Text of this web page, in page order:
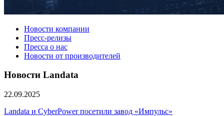
Новости компании
Пресс-релизы
Пресса о нас
Новости от производителей
Новости Landata
22.09.2025
Landata и CyberPower посетили завод «Импульс»